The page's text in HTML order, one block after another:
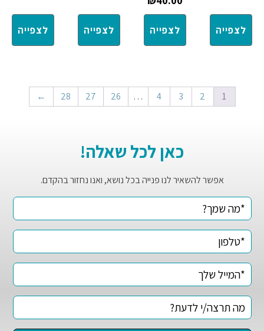
לצפייה לצפייה לצפייה לצפייה
1
2
3
4
…
26
27
28
←
כאן לכל שאלה!
אפשר להשאיר לנו פנייה בכל נושא, ואנו נחזור בהקדם.